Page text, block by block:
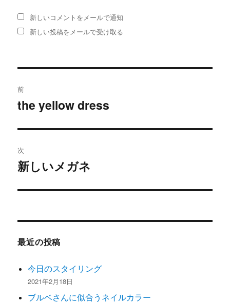
新しいコメントをメールで通知
新しい投稿をメールで受け取る
稿
ビ
ゲ
ー
ン
前
過
の
投
稿:
the yellow dress
次
次
投
新しいメガネ
最近の投稿
今日のスタイリング
2021年2月18日
ブルベさんに似合うネイルカラー